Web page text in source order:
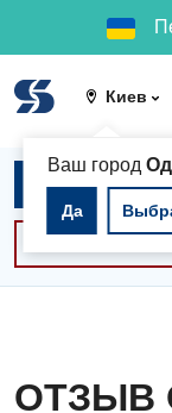
Киев
Ваш город
Да
ОТЗЫВ